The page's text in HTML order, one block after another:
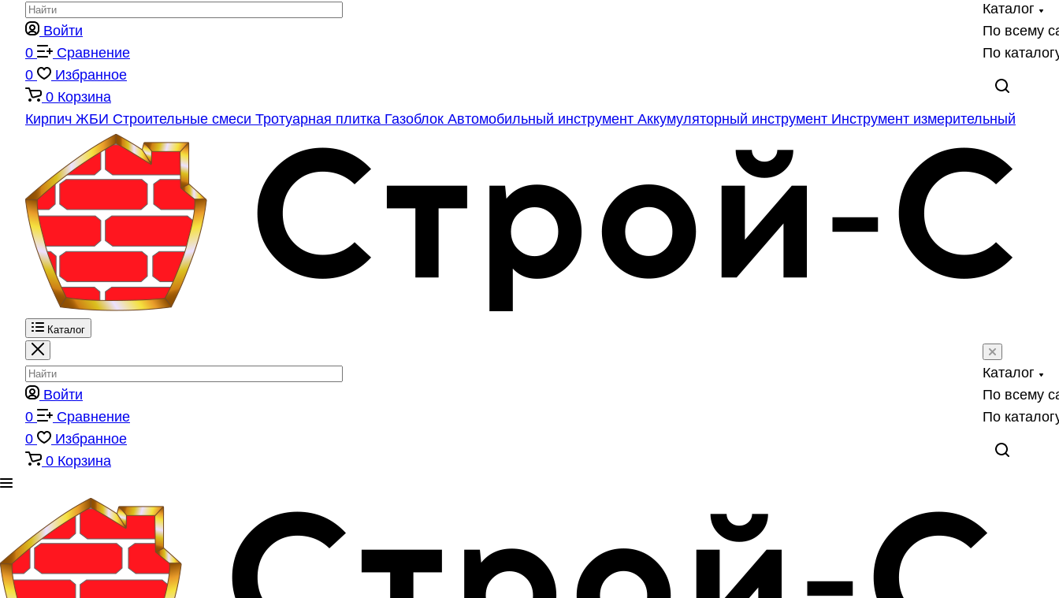
Каталог
По всему
По
Войти
0
Сравнение
0
Избранное
0 Корзина
Кирпич ЖБИ Строительные смеси Тротуарная плитка Газоблок Автомобильный инструмент Аккумуляторный инструмент Инструмент измерительный
Каталог
Каталог
По всему
По
Войти
0
Сравнение
0
Избранное
0 Корзина